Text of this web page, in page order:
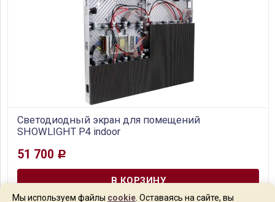
Светодиодный экран для помещений
SHOWLIGHT P4 indoor
В наличии
Светодиодный экран с углом обзора 140° / 140° ± 10.
обслуживания. Размер модуля : 320х160 мм , кабинет:
51 700 Р
Мы используем файлы cookie . Оставаясь на сайте, вы